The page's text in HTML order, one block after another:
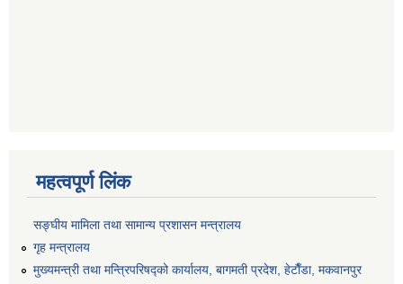
महत्वपूर्ण लिंक
सङ्‍घीय मामिला तथा सामान्य प्रशासन मन्त्रालय
गृह मन्त्रालय
मुख्यमन्त्री तथा मन्त्रिपरिषद्को कार्यालय, बागमती प्रदेश, हेटाैँडा, मकवानपुर